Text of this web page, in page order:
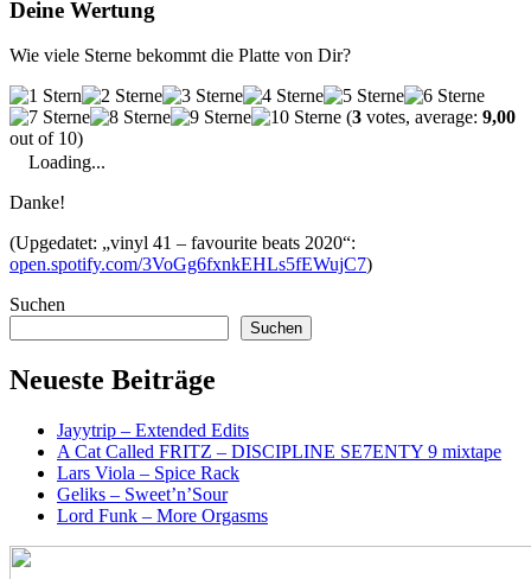
Deine Wertung
Wie viele Sterne bekommt die Platte von Dir?
(3 votes, average: 9,00
out of 10)
Loading...
Danke!
(Upgedatet: „vinyl 41 – favourite beats 2020“:
open.spotify.com/3VoGg6fxnkEHLs5fEWujC7)
Suchen
Suchen
Neueste Beiträge
Jayytrip – Extended Edits
A Cat Called FRITZ – DISCIPLINE SE7ENTY 9 mixtape
Lars Viola – Spice Rack
Geliks – Sweet’n’Sour
Lord Funk – More Orgasms